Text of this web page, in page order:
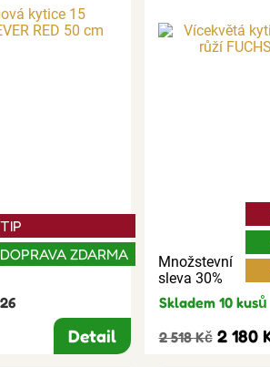
TIP
DOPRAVA ZDARMA
Detail
Množstevní
sleva 30%
Skladem 10 kusů
2 518 Kč 2 180